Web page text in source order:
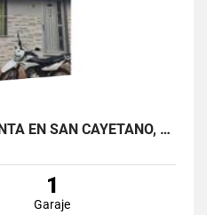
SE VENDE CASA CON RENTA EN SAN CAYETANO, MANIZALES.
1
Garaje